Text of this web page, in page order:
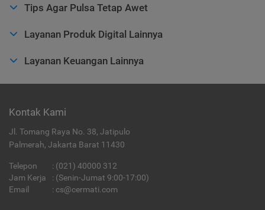
Tips Agar Pulsa Tetap Awet
Layanan Produk Digital Lainnya
Layanan Keuangan Lainnya
Kontak Kami
Jl. Tomang Raya No. 38, Jatipulo
Palmerah, Jakarta Barat 11430
Telepon : (021) 40000 312
Jam Kerja
: (Senin-Jumat 9:00-17:00)
Email
: cs@cermati.com